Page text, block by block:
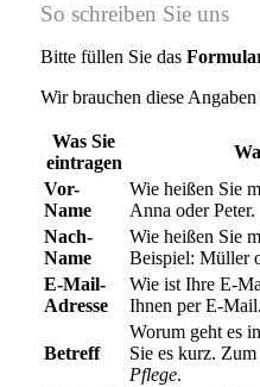
So schreiben Sie uns
Bitte füllen Sie das
Wir brauchen diese
Was Sie
eintragen
Vor-
Name
Wie heißen Sie
Anna oder Peter.
Nach-
Name
Wie heißen Sie
Beispiel: Müller
E-Mail-
Adresse
Wie ist Ihre E-
Ihnen per E-Mail.
Betreff
Worum geht es
Sie es kurz.
Pflege.